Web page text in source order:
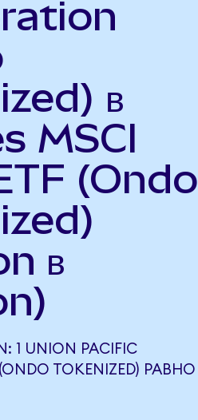
в
MSCI
(Ondo
в
1 UNION PACIFIC
TOKENIZED) РАВНО